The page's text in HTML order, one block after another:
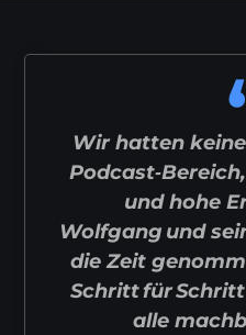
Wir hatten
und hohe
Wolfgang und
die Zeit
Schritt für
alle